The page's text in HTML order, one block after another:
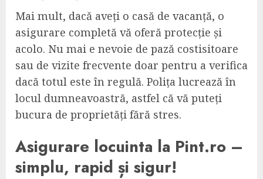
Mai mult, dacă aveți o casă de vacanță, o
asigurare completă vă oferă protecție și
acolo. Nu mai e nevoie de pază costisitoare
sau de vizite frecvente doar pentru a verifica
dacă totul este în regulă. Polița lucrează în
locul dumneavoastră, astfel că vă puteți
bucura de proprietăți fără stres.
Asigurare locuinta la Pint.ro –
simplu, rapid și sigur!